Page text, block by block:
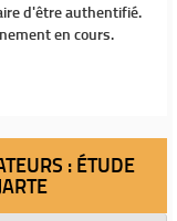
d'être authentifié.
en cours.
: ÉTUDE